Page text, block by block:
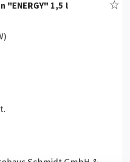
"ENERGY" 1,5 l